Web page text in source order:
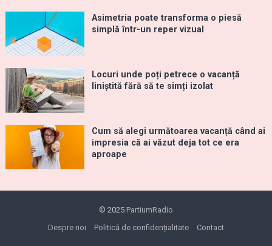
Asimetria poate transforma o piesă
simplă într-un reper vizual
Locuri unde poți petrece o vacanță
liniștită fără să te simți izolat
Cum să alegi următoarea vacanță când ai
impresia că ai văzut deja tot ce era
aproape
© 2025 PartiumRadio
Despre noi
Politică de confidențialitate Contact